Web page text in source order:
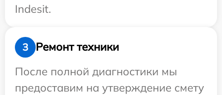
Indesit.
3
Ремонт техники
После полной диагностики мы
предоставим на утверждение смету